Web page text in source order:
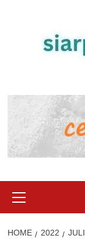
Menu
HOME 2022 JULI